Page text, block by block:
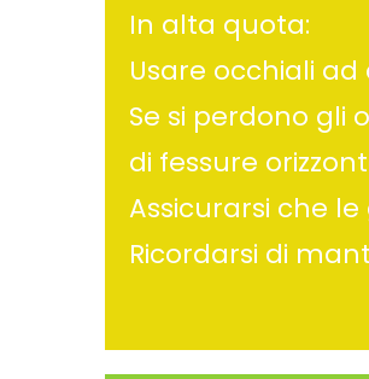
In alta quota:
Usare occhiali
Se si perdono gli
di fessure
Assicurarsi che
Ricordarsi di